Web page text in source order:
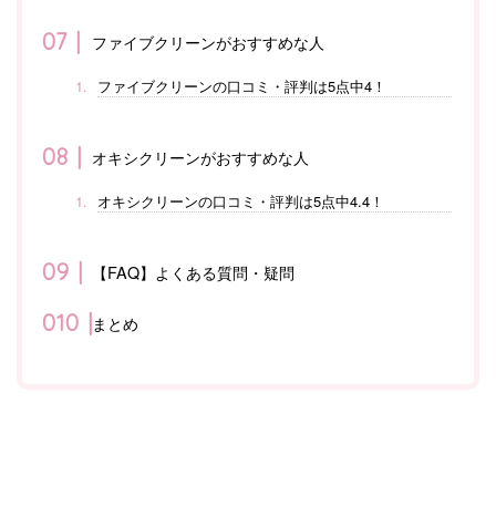
ファイブクリーンがおすすめな人
ファイブクリーンの口コミ・評判は5点中4！
オキシクリーンがおすすめな人
オキシクリーンの口コミ・評判は5点中4.4！
【FAQ】よくある質問・疑問
まとめ